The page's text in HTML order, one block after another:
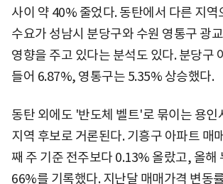
사이 약 40% 줄었다. 동탄에서 다른 지
수요가 성남시 분당구와 수원 영통구 광
영향을 주고 있다는 분석도 있다. 분당구
들어 6.87%, 영통구는 5.35% 상승했다.
동탄 외에도 '반도체 벨트'로 묶이는 용인
지역 후보로 거론된다. 기흥구 아파트 매
째 주 기준 전주보다 0.13% 올랐고, 올해
66%를 기록했다. 지난달 매매가격 변동